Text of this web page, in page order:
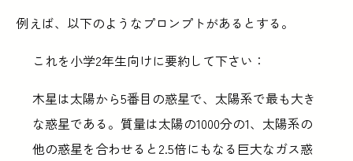
例えば、以下のようなプロンプトがあるとする。
これを小学2年生向けに要約して下さい：
木星は太陽から5番目の惑星で、太陽系で最も大き
な惑星である。質量は太陽の1000分の1、太陽系の
他の惑星を合わせると2.5倍にもなる巨大なガス惑